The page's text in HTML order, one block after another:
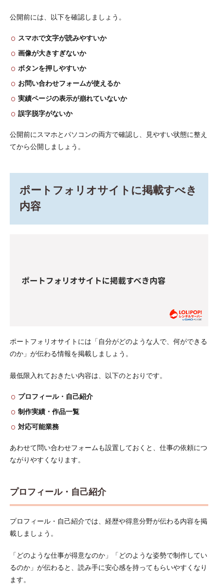
公開前には、以下を確認しましょう。
スマホで文字が読みやすいか
画像が大きすぎないか
ボタンを押しやすいか
お問い合わせフォームが使えるか
実績ページの表示が崩れていないか
誤字脱字がないか
公開前にスマホとパソコンの両方で確認し、見やすい状態に整え
てから公開しましょう。
ポートフォリオサイトに掲載すべき
内容
ポートフォリオサイトには「自分がどのような人で、何ができる
のか」が伝わる情報を掲載しましょう。
最低限入れておきたい内容は、以下のとおりです。
プロフィール・自己紹介
制作実績・作品一覧
対応可能業務
あわせて問い合わせフォームも設置しておくと、仕事の依頼につ
ながりやすくなります。
プロフィール・自己紹介
プロフィール・自己紹介では、経歴や得意分野が伝わる内容を掲
載しましょう。
「どのような仕事が得意なのか」「どのような姿勢で制作してい
るのか」が伝わると、読み手に安心感を持ってもらいやすくなり
ます。